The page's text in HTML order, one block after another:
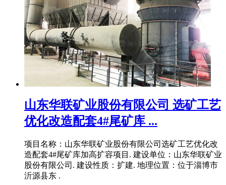
山东华联矿业股份有限公司 选矿工艺
优化改造配套4#尾矿库 ...
项目名称：山东华联矿业股份有限公司选矿工艺优化改
造配套4#尾矿库加高扩容项目. 建设单位：山东华联矿业
股份有限公司. 建设性质：扩建. 地理位置：位于淄博市
沂源县东 .